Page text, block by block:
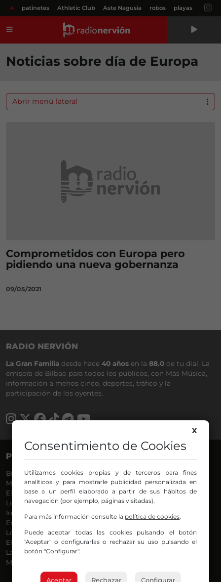
# patinetes Athletic Club Aste Nagusia robos playas
Noticias sobre día de Europa
Comprometidos con Europa pero
pidiendo una nueva gobernanza
09/05/2021
Abrir menú lateral
RADIO NERVIÓN
La Gran Familia desde hace 40 años en la 88.0 de tu dial. La
emisora de Bilbao para todos los públicos, con Más Música,
información a menos cinco, deportes, tráfico y la
participación de los oyentes.
PROGRAMAS
Bilbosport
Más Música
El Madrugador
Lo Más Nuevo
Informativos
En Ruta
Locos por la Música
El Supermadrugador
La Mañana de Radio Nervión
Más Madrugada
Agurtzane
Belén Ollero
Dani
Eduardo
Eva Argote
Endika
Iker
Iñigo
X
Consentimiento de Cookies
Utilizamos cookies propias y de terceros para fines
analíticos y para mostrarle publicidad personalizada en
base a un perfil elaborado a partir de sus hábitos de
navegación (por ejemplo, páginas visitadas).
Para más información consulte la política de cookies.
Puede aceptar todas las cookies pulsando el botón
"Aceptar" o configurarlas o rechazar su uso pulsando el
botón "Configurar".
Aceptar Rechazar Configurar